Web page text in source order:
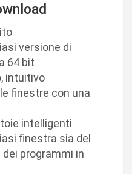
versione di
64 bit
intuitivo
finestre con una
intelligenti
finestra sia del
programmi in